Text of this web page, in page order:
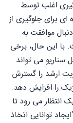
اغلب توسط
برای جلوگیری از
موافقت به
با این حال، برخی
می تواند
ارشد را گسترش
را افزایش دهد.
انتظار می رود تا
توانایی اتخاذ